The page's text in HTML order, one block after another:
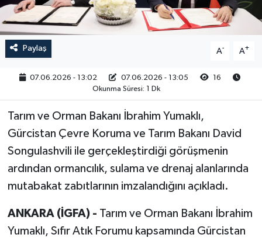
Paylaş A- A+
07.06.2026 - 13:02 07.06.2026 - 13:05
16
Okunma Süresi: 1 Dk
Tarım ve Orman Bakanı İbrahim Yumaklı,
Gürcistan Çevre Koruma ve Tarım Bakanı David
Songulashvili ile gerçekleştirdiği görüşmenin
ardından ormancılık, sulama ve drenaj alanlarında
mutabakat zabıtlarının imzalandığını açıkladı.
ANKARA (İGFA) - Tarım ve Orman Bakanı İbrahim
Yumaklı, Sıfır Atık Forumu kapsamında Gürcistan